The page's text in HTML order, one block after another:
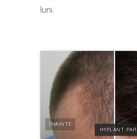
luni.
ÎNAINTE
IMPLANT PAR